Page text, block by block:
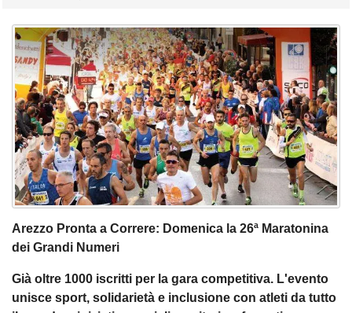
Arezzo Pronta a Correre: Domenica la 26ª Maratonina
dei Grandi Numeri
Già oltre 1000 iscritti per la gara competitiva. L'evento
unisce sport, solidarietà e inclusione con atleti da tutto